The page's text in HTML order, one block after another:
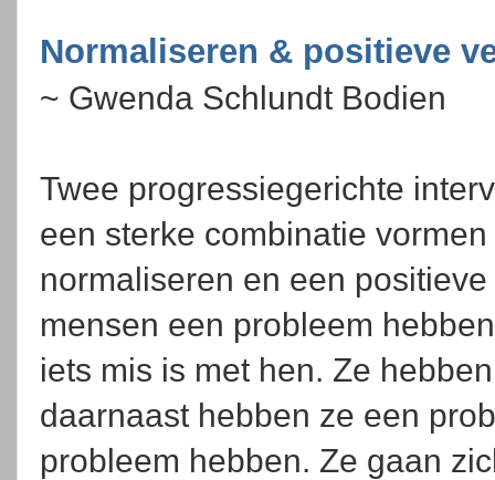
Normaliseren & positieve
~ Gwenda Schlundt Bodien
Twee progressiegerichte
een sterke combinatie
normaliseren en een
mensen een probleem
iets mis is met hen. Ze
daarnaast hebben ze een
probleem hebben. Ze gaan